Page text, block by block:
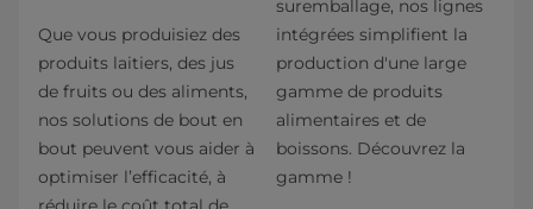
Que vous produisiez des
produits laitiers, des jus
de fruits ou des aliments,
nos solutions de bout en
bout peuvent vous aider à
optimiser l’efficacité, à
suremballage, nos lignes
intégrées simplifient la
production d'une large
gamme de produits
alimentaires et de
boissons. Découvrez la
gamme !